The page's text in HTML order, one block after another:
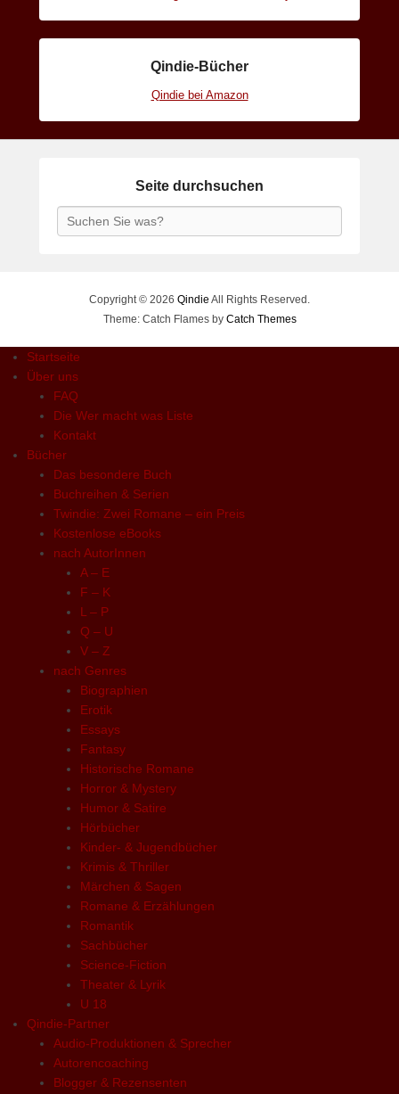
Qindie-Bücher
Qindie bei Amazon
Seite durchsuchen
Search
Copyright © 2026 Qindie All Rights Reserved.
Theme: Catch Flames by Catch Themes
Startseite
Über uns
FAQ
Die Wer macht was Liste
Kontakt
Bücher
Das besondere Buch
Buchreihen & Serien
Twindie: Zwei Romane – ein Preis
Kostenlose eBooks
nach AutorInnen
A – E
F – K
L – P
Q – U
V – Z
nach Genres
Biographien
Erotik
Essays
Fantasy
Historische Romane
Horror & Mystery
Humor & Satire
Hörbücher
Kinder- & Jugendbücher
Krimis & Thriller
Märchen & Sagen
Romane & Erzählungen
Romantik
Sachbücher
Science-Fiction
Theater & Lyrik
U 18
Qindie-Partner
Audio-Produktionen & Sprecher
Autorencoaching
Blogger & Rezensenten